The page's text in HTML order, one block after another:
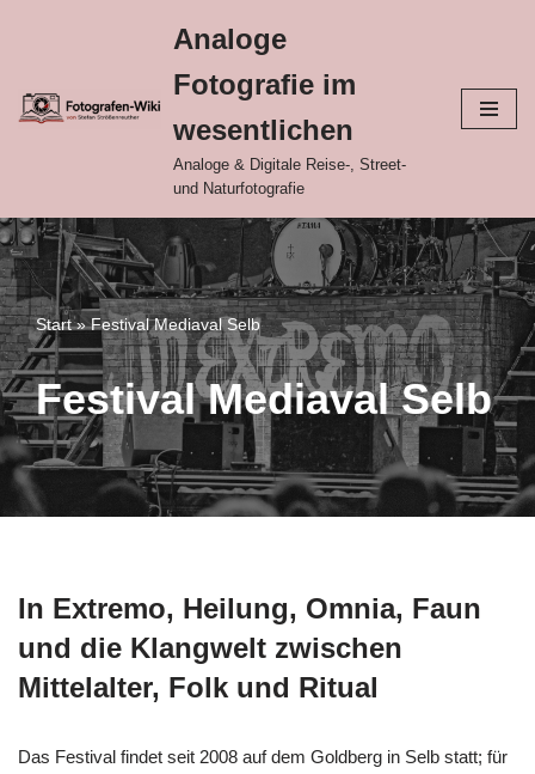
Inhalt
springen
Analoge
Fotografie im
wesentlichen
Analoge & Digitale Reise-, Street-
und Naturfotografie
Start»Festival Mediaval Selb
Festival Mediaval Selb
In Extremo, Heilung, Omnia, Faun
und die Klangwelt zwischen
Mittelalter, Folk und Ritual
Das Festival findet seit 2008 auf dem Goldberg in Selb statt; für